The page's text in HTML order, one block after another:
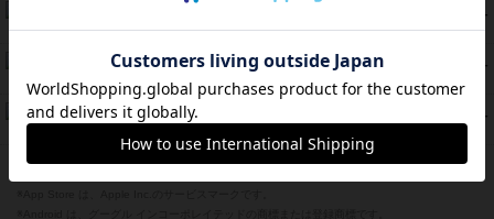
PT
紹介文あり 1件の投稿
PT
Bitter End ブタペスト救出作戦
42 PT
ドコジャン